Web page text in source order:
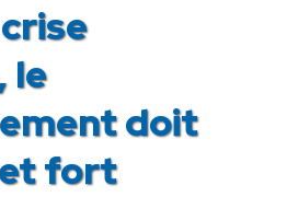
le
doit
fort